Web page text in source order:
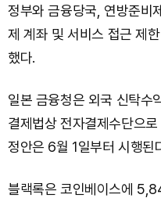
정부와 금융당국, 연방준비
제 계좌 및 서비스 접근 제
했다.
일본 금융청은 외국 신탁수
결제법상 전자결제수단으
정안은 6월 1일부터 시행된
블랙록은 코인베이스에